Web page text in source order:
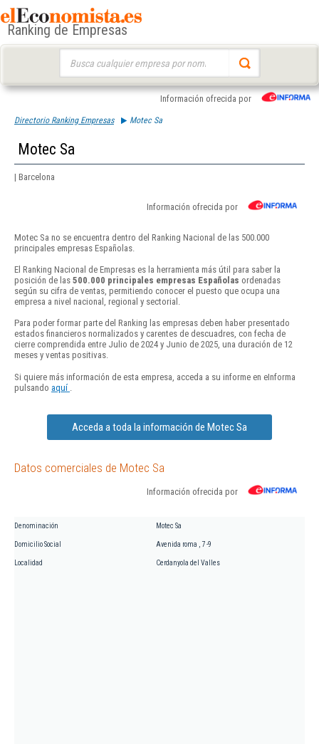
Ranking de Empresas
Información ofrecida por
Directorio Ranking Empresas Motec Sa
Motec Sa
| Barcelona
Información ofrecida por
Motec Sa no se encuentra dentro del Ranking Nacional de las 500.000
principales empresas Españolas.
El Ranking Nacional de Empresas es la herramienta más útil para saber la
posición de las 500.000 principales empresas Españolas ordenadas
según su cifra de ventas, permitiendo conocer el puesto que ocupa una
empresa a nivel nacional, regional y sectorial.
Para poder formar parte del Ranking las empresas deben haber presentado
estados financieros normalizados y carentes de descuadres, con fecha de
cierre comprendida entre Julio de 2024 y Junio de 2025, una duración de 12
meses y ventas positivas.
Si quiere más información de esta empresa, acceda a su informe en eInforma
pulsando aquí
Acceda a toda la información de Motec Sa
Datos comerciales de Motec Sa
Información ofrecida por
Denominación Motec Sa
Domicilio Social Avenida roma , 7 -9
Localidad Cerdanyola del Valles